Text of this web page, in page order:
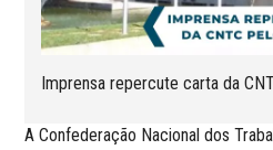
Imprensa repercute carta da
A Confederação Nacional dos